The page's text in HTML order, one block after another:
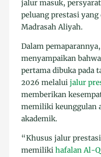
jalur masuk,
peluang prestasi
Madrasah Aliyah.
Dalam
menyampaikan
pertama dibuka pada
2026 melaluijalur
memberikan
memiliki keunggulan
akademik.
“Khusus jalur
memilikihafalan Al-